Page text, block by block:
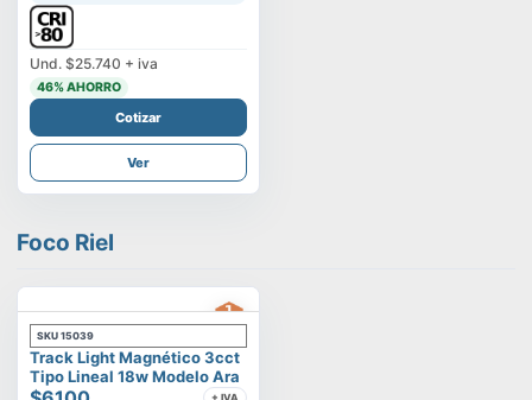
Und. $25.740 + iva
46% AHORRO
Cotizar
Ver
Foco Riel
SKU 15039
Track Light Magnético 3cct
Tipo Lineal 18w Modelo Ara
+ IVA